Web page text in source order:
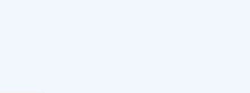
Aracı
için Öneriler